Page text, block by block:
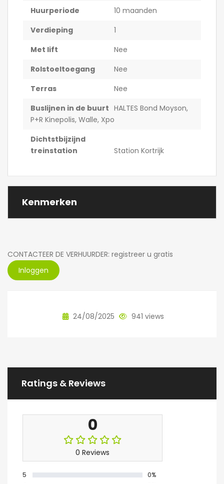
Huurperiode
10 maanden
Verdieping
1
Met lift
Nee
Rolstoeltoegang
Nee
Terras
Nee
Buslijnen in de buurt HALTES Bond Moyson,
P+R Kinepolis, Walle, Xpo
Dichtstbijzijnd
treinstation
Station Kortrijk
Kenmerken
CONTACTEER DE VERHUURDER: registreer u gratis
Inloggen
24/08/2025 941 views
Ratings & Reviews
0
0 Reviews
5
0%